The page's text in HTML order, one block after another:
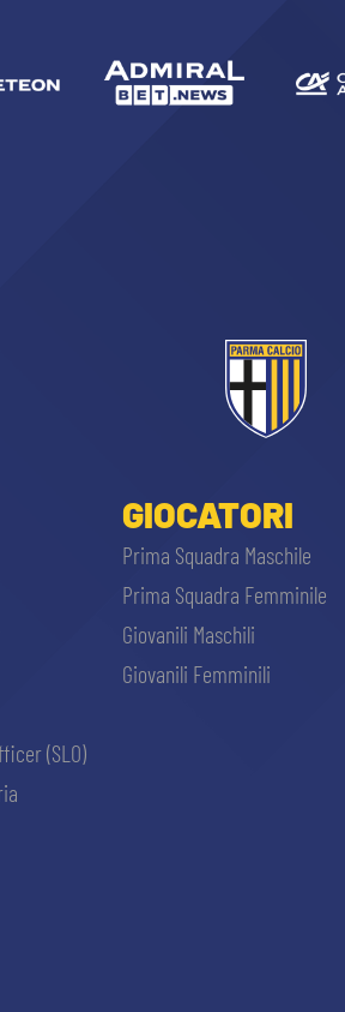
(SLO)
GIOCATORI
Prima Squadra Maschile
Prima Squadra Femminile
Giovanili Maschili
Giovanili Femminili